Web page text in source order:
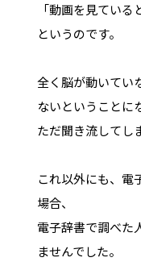
「動画を見ている
というのです。
全く脳が動いてい
ないということに
ただ聞き流してし
これ以外にも、電
場合、
電子辞書で調べた
ませんでした。